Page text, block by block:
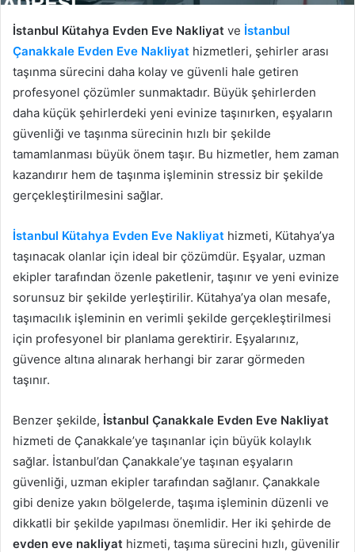
İstanbul Kütahya Evden Eve Nakliyat ve İstanbul
Çanakkale Evden Eve Nakliyat hizmetleri, şehirler arası
taşınma sürecini daha kolay ve güvenli hale getiren
profesyonel çözümler sunmaktadır. Büyük şehirlerden
daha küçük şehirlerdeki yeni evinize taşınırken, eşyaların
güvenliği ve taşınma sürecinin hızlı bir şekilde
tamamlanması büyük önem taşır. Bu hizmetler, hem zaman
kazandırır hem de taşınma işleminin stressiz bir şekilde
gerçekleştirilmesini sağlar.
İstanbul Kütahya Evden Eve Nakliyat hizmeti, Kütahya’ya
taşınacak olanlar için ideal bir çözümdür. Eşyalar, uzman
ekipler tarafından özenle paketlenir, taşınır ve yeni evinize
sorunsuz bir şekilde yerleştirilir. Kütahya’ya olan mesafe,
taşımacılık işleminin en verimli şekilde gerçekleştirilmesi
için profesyonel bir planlama gerektirir. Eşyalarınız,
güvence altına alınarak herhangi bir zarar görmeden
taşınır.
Benzer şekilde, İstanbul Çanakkale Evden Eve Nakliyat
hizmeti de Çanakkale’ye taşınanlar için büyük kolaylık
sağlar. İstanbul’dan Çanakkale’ye taşınan eşyaların
güvenliği, uzman ekipler tarafından sağlanır. Çanakkale
gibi denize yakın bölgelerde, taşıma işleminin düzenli ve
dikkatli bir şekilde yapılması önemlidir. Her iki şehirde de
evden eve nakliyat hizmeti, taşıma sürecini hızlı, güvenilir